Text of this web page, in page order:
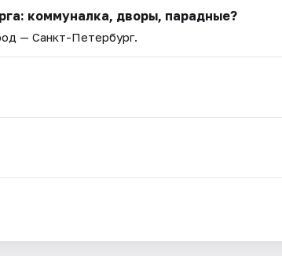
коммуналка, дворы, парадные?
— Санкт-Петербург.